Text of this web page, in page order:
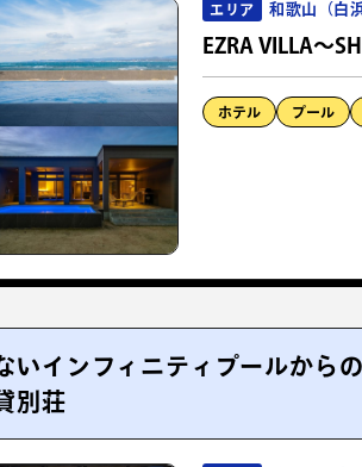
エリア 和歌山（白浜
EZRA VILLA～
ホテル プール
いインフィニティプールから
別荘